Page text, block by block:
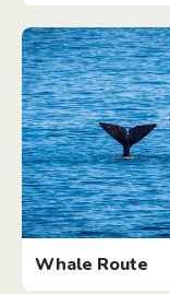
Karoo
Whale Route